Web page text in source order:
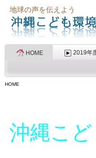
地球の声を伝えよう
HOME 2019年
HOME
沖縄こ